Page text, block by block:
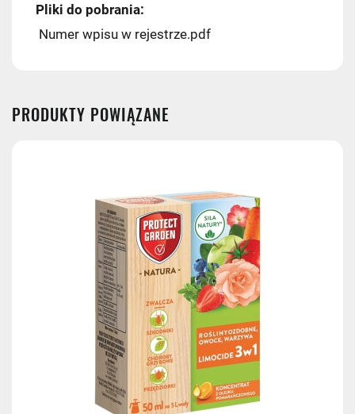
Pliki do pobrania:
Numer wpisu w rejestrze.pdf
PRODUKTY POWIĄZANE